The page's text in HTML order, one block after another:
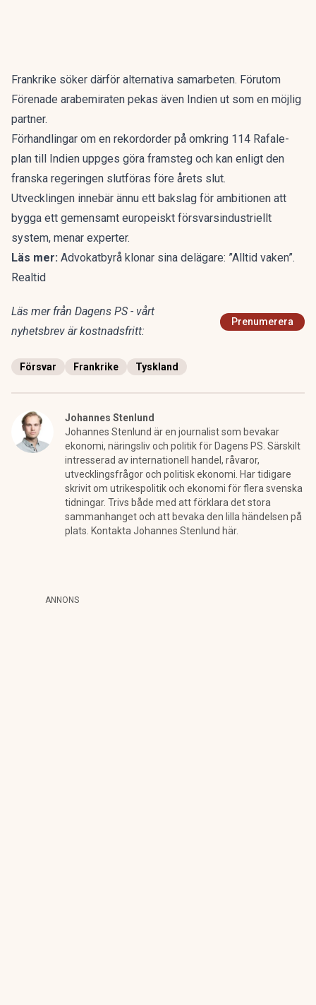
Frankrike söker därför alternativa samarbeten. Förutom
Förenade arabemiraten pekas även Indien ut som en möjlig
partner.
Förhandlingar om en rekordorder på omkring 114 Rafale-
plan till Indien uppges göra framsteg och kan enligt den
franska regeringen slutföras före årets slut.
Utvecklingen innebär ännu ett bakslag för ambitionen att
bygga ett gemensamt europeiskt försvarsindustriellt
system, menar experter.
Läs mer: Advokatbyrå klonar sina delägare: ”Alltid vaken”.
Realtid
Läs mer från Dagens PS - vårt
nyhetsbrev är kostnadsfritt:
Prenumerera
Försvar Frankrike Tyskland
Johannes Stenlund
Johannes Stenlund är en journalist som bevakar
ekonomi, näringsliv och politik för Dagens PS. Särskilt
intresserad av internationell handel, råvaror,
utvecklingsfrågor och politisk ekonomi. Har tidigare
skrivit om utrikespolitik och ekonomi för flera svenska
tidningar. Trivs både med att förklara det stora
sammanhanget och att bevaka den lilla händelsen på
plats. Kontakta Johannes Stenlund här.
ANNONS